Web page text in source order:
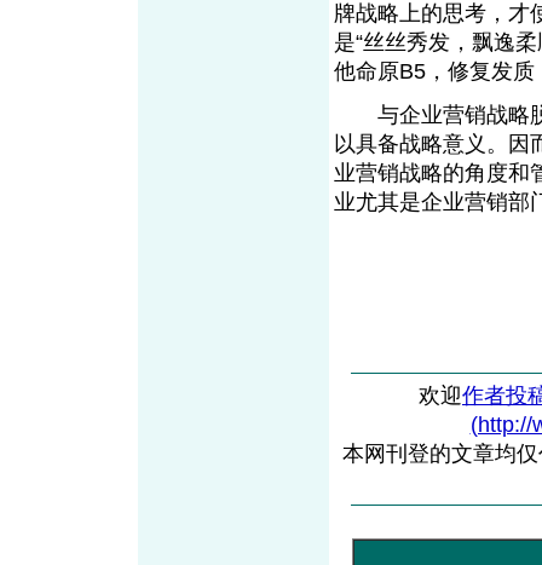
牌战略上的思考，才
是“丝丝秀发，飘逸
他命原B5，修复发质
与企业营销战略脱
以具备战略意义。因
业营销战略的角度和
业尤其是企业营销部
欢迎作者投
(http://
本网刊登的文章均